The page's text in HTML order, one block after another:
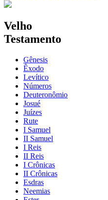
Velho
Testamento
Gênesis
Êxodo
Levítico
Números
Deuteronômio
Josué
Juízes
Rute
I Samuel
II Samuel
I Reis
II Reis
I Crônicas
II Crônicas
Esdras
Neemias